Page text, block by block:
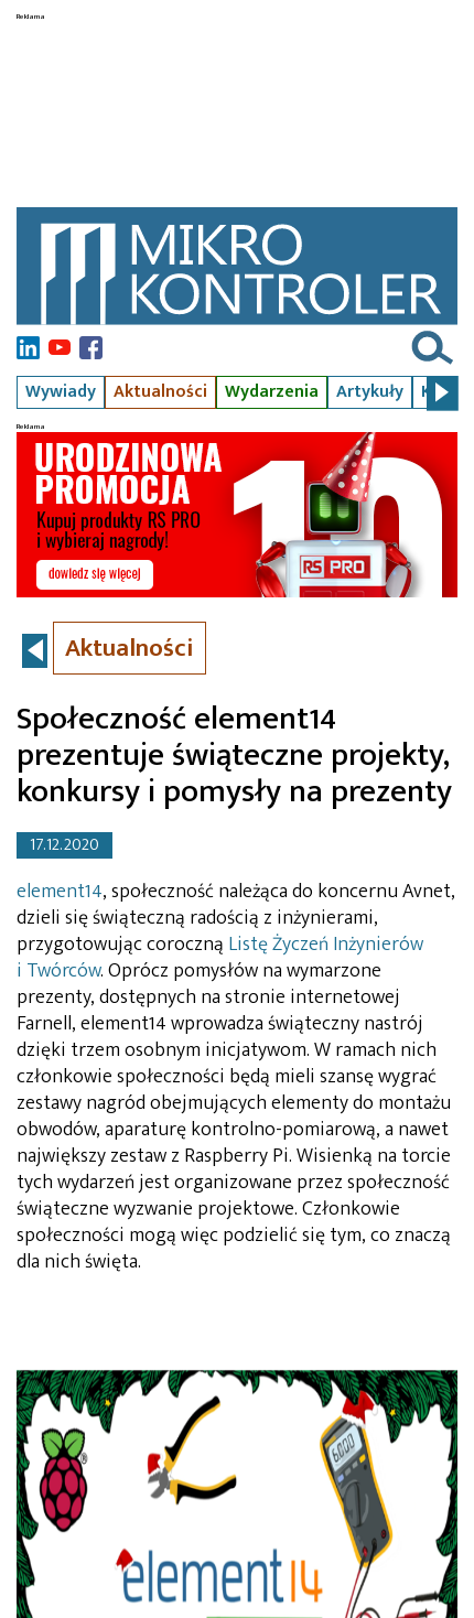
Wywiady Aktualności Wydarzenia Artykuły Kursy
Aktualności
Społeczność element14
prezentuje świąteczne projekty,
konkursy i pomysły na prezenty
17.12.2020
element14, społeczność należąca do koncernu Avnet,
dzieli się świąteczną radością z inżynierami,
przygotowując coroczną Listę Życzeń Inżynierów
i Twórców. Oprócz pomysłów na wymarzone
prezenty, dostępnych na stronie internetowej
Farnell, element14 wprowadza świąteczny nastrój
dzięki trzem osobnym inicjatywom. W ramach nich
członkowie społeczności będą mieli szansę wygrać
zestawy nagród obejmujących elementy do montażu
obwodów, aparaturę kontrolno-pomiarową, a nawet
największy zestaw z Raspberry Pi. Wisienką na torcie
tych wydarzeń jest organizowane przez społeczność
świąteczne wyzwanie projektowe. Członkowie
społeczności mogą więc podzielić się tym, co znaczą
dla nich święta.